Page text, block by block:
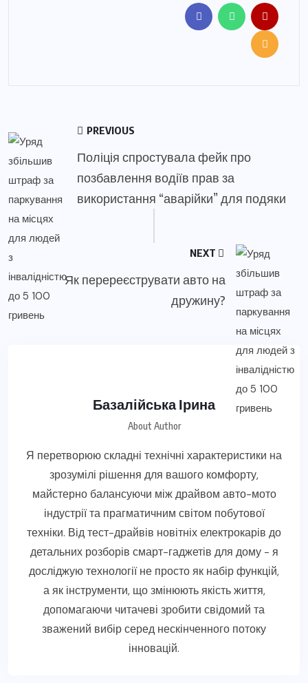
PREVIOUS
Поліція спростувала фейк про
позбавлення водіїв прав за
використання “аварійки” для подяки
NEXT
Як перереєструвати авто на
дружину?
Базалійська Ірина
About Author
Я перетворюю складні технічні характеристики на
зрозумілі рішення для вашого комфорту,
майстерно балансуючи між драйвом авто-мото
індустрії та прагматичним світом побутової
техніки. Від тест-драйвів новітніх електрокарів до
детальних розборів смарт-гаджетів для дому - я
досліджую технології не просто як набір функцій,
а як інструменти, що змінюють якість життя,
допомагаючи читачеві зробити свідомий та
зважений вибір серед нескінченного потоку
інновацій.